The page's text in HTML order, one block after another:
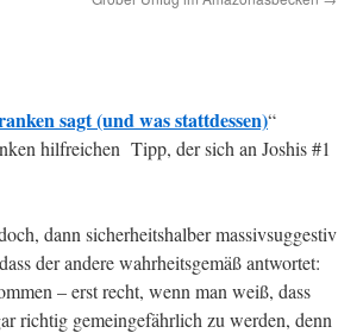
sagt (und was stattdessen)“
hilfreichen Tipp, der sich an Joshis #1
dann sicherheitshalber massivsuggestiv
der andere wahrheitsgemäß antwortet:
– erst recht, wenn man weiß, dass
richtig gemeingefährlich zu werden, denn